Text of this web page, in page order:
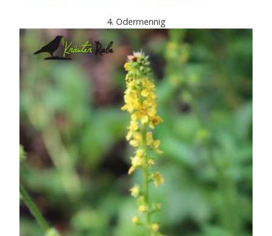
4. Odermennig